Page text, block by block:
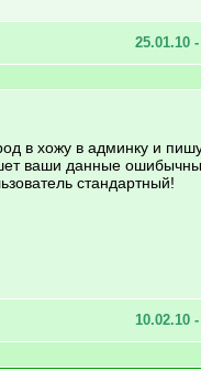
25.01.10
в хожу в админку и
ваши данные ошибычны
стандартный!
10.02.10